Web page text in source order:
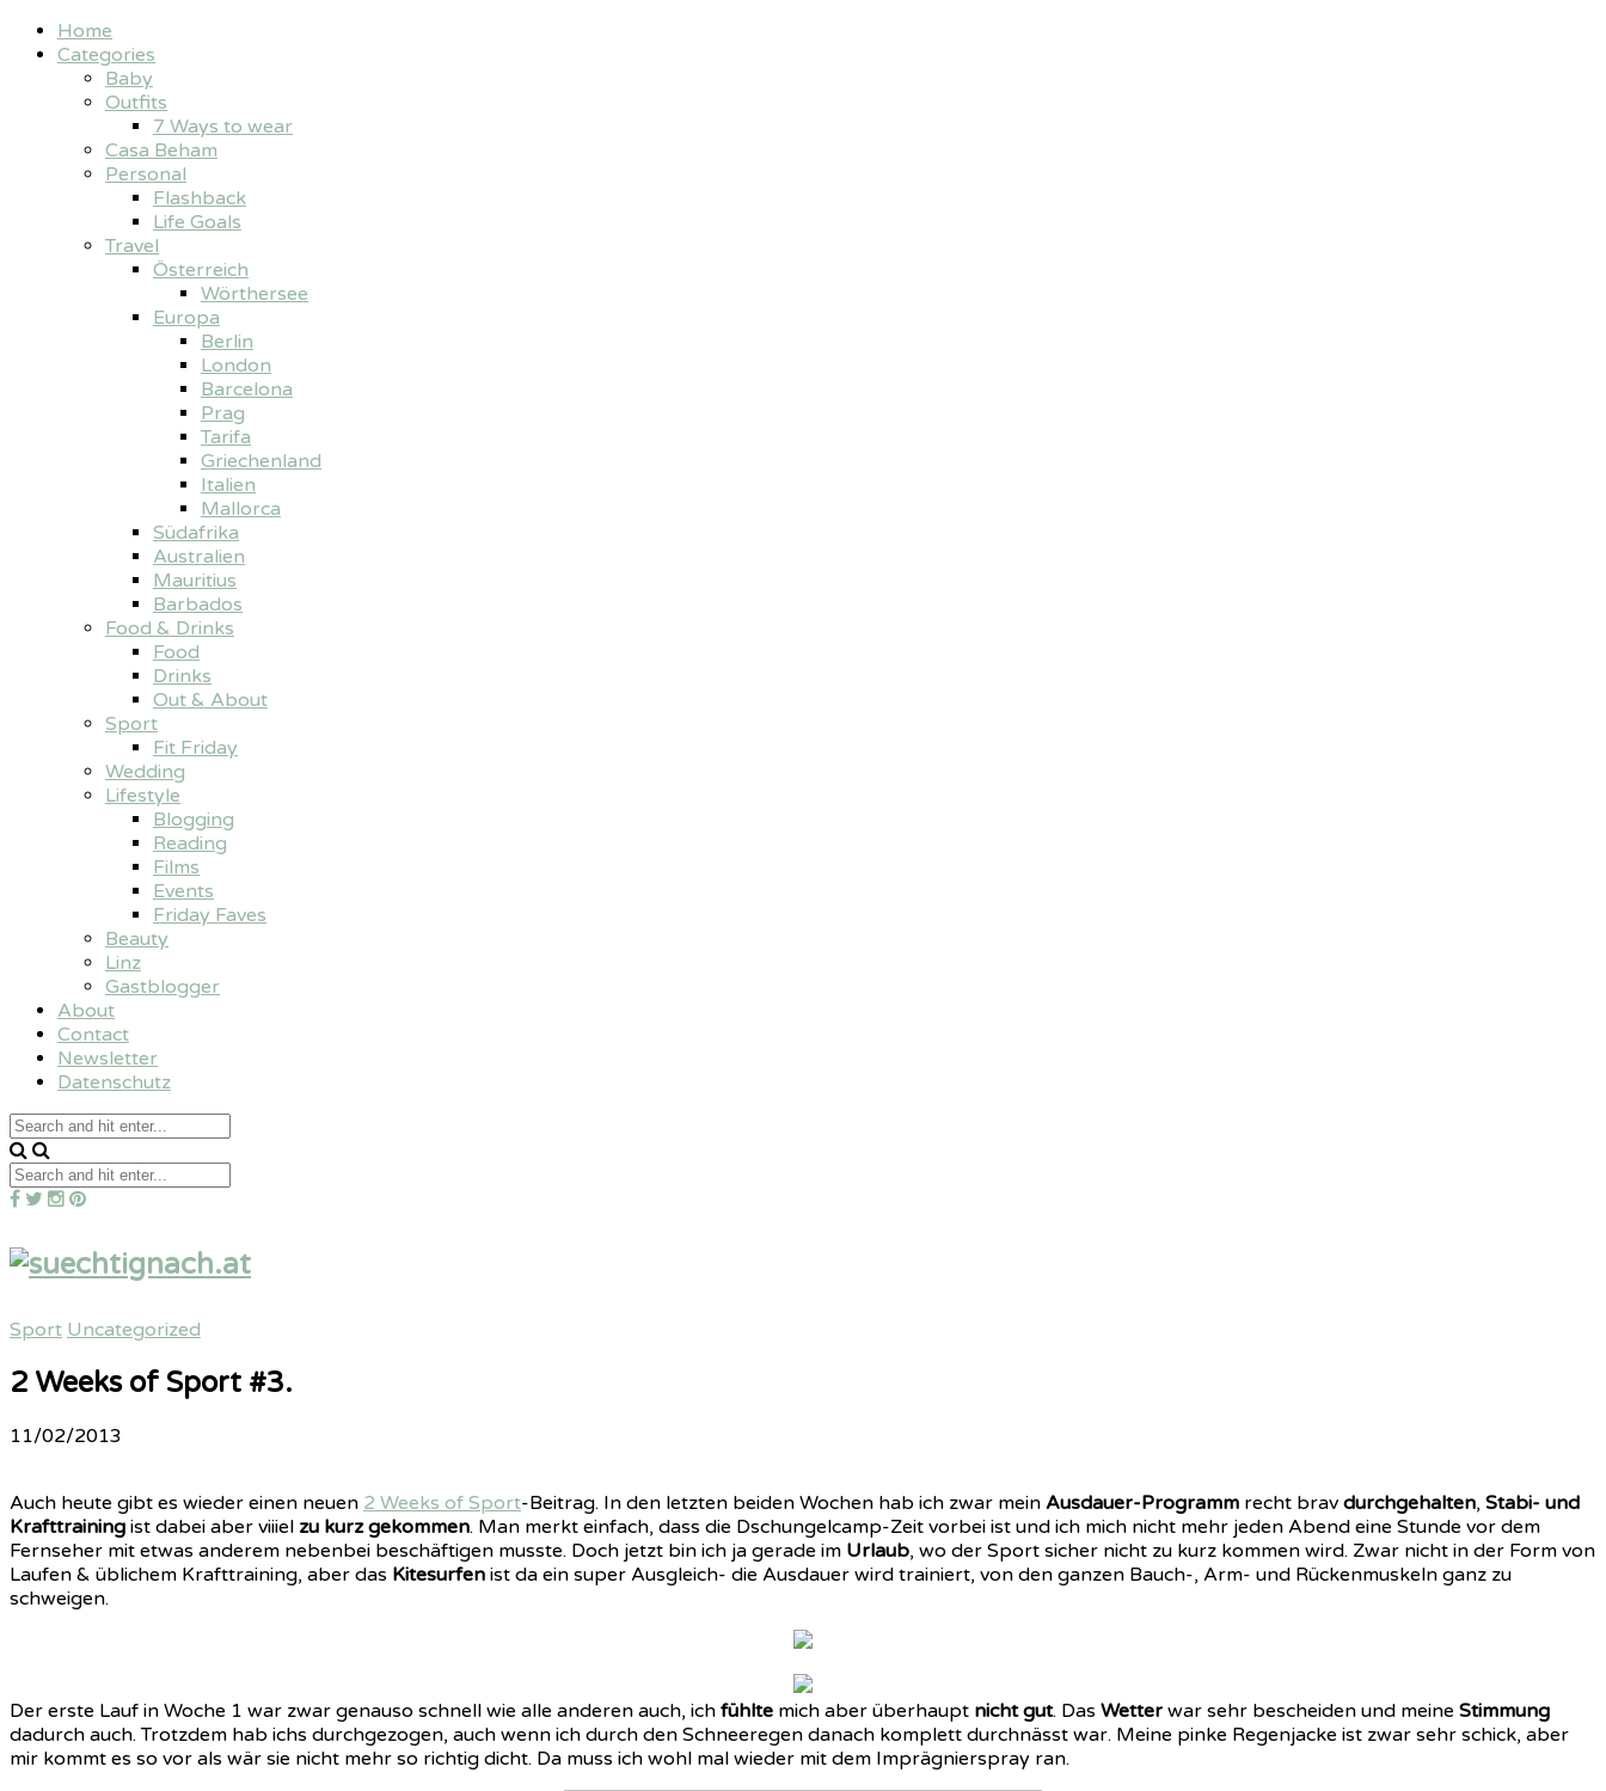
Home
Categories
Baby
Outfits
7 Ways to wear
Casa Beham
Personal
Flashback
Life Goals
Travel
Österreich
Wörthersee
Europa
Berlin
London
Barcelona
Prag
Tarifa
Griechenland
Italien
Mallorca
Südafrika
Australien
Mauritius
Barbados
Food & Drinks
Food
Drinks
Out & About
Sport
Fit Friday
Wedding
Lifestyle
Blogging
Reading
Films
Events
Friday Faves
Beauty
Linz
Gastblogger
About
Contact
Newsletter
Datenschutz
Sport Uncategorized
2 Weeks of Sport #3.
11/02/2013
Auch heute gibt es wieder einen neuen 2 Weeks of Sport-Beitrag. In den letzten beiden Wochen hab ich zwar mein Ausdauer-Programm recht brav durchgehalten, Stabi- und
Krafttraining ist dabei aber viiiel zu kurz gekommen. Man merkt einfach, dass die Dschungelcamp-Zeit vorbei ist und ich mich nicht mehr jeden Abend eine Stunde vor dem
Fernseher mit etwas anderem nebenbei beschäftigen musste. Doch jetzt bin ich ja gerade im Urlaub, wo der Sport sicher nicht zu kurz kommen wird. Zwar nicht in der Form von
Laufen & üblichem Krafttraining, aber das Kitesurfen ist da ein super Ausgleich- die Ausdauer wird trainiert, von den ganzen Bauch-, Arm- und Rückenmuskeln ganz zu
schweigen.
Der erste Lauf in Woche 1 war zwar genauso schnell wie alle anderen auch, ich fühlte mich aber überhaupt nicht gut. Das Wetter war sehr bescheiden und meine Stimmung
dadurch auch. Trotzdem hab ichs durchgezogen, auch wenn ich durch den Schneeregen danach komplett durchnässt war. Meine pinke Regenjacke ist zwar sehr schick, aber
mir kommt es so vor als wär sie nicht mehr so richtig dicht. Da muss ich wohl mal wieder mit dem Imprägnierspray ran.